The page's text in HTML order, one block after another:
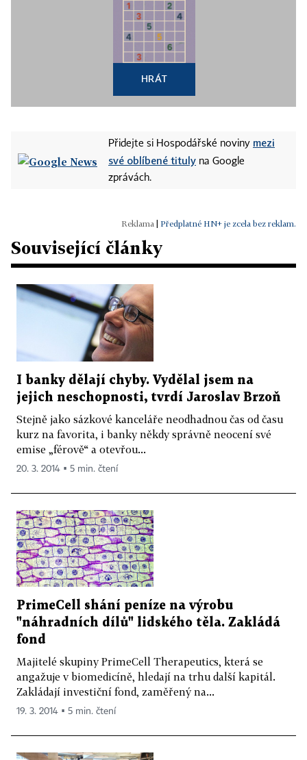
HRÁT
Přidejte si Hospodářské noviny mezi
své oblíbené tituly na Google
zprávách.
Předplatné HN+ je zcela bez reklam.
Související články
I banky dělají chyby. Vydělal jsem na
jejich neschopnosti, tvrdí Jaroslav Brzoň
Stejně jako sázkové kanceláře neodhadnou čas od času
kurz na favorita, i banky někdy správně neocení své
emise „férově“ a otevřou...
20. 3. 2014 ▪ 5 min. čtení
PrimeCell shání peníze na výrobu
"náhradních dílů" lidského těla. Zakládá
fond
Majitelé skupiny PrimeCell Therapeutics, která se
angažuje v biomedicíně, hledají na trhu další kapitál.
Zakládají investiční fond, zaměřený na...
19. 3. 2014 ▪ 5 min. čtení